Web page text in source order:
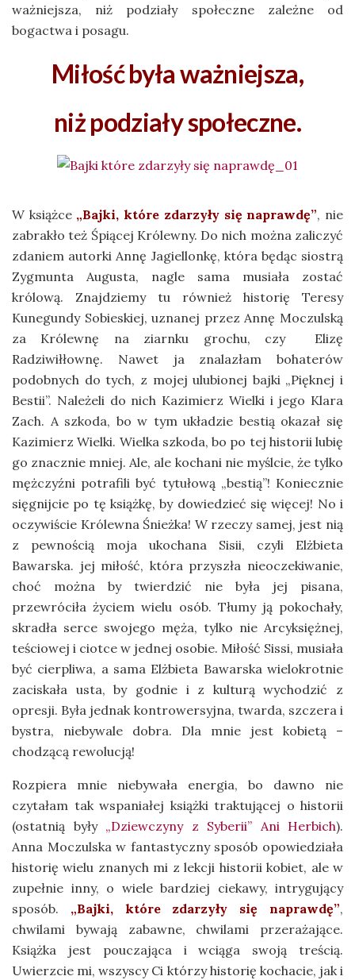
ważniejsza, niż podziały społeczne zależne od
bogactwa i posagu.
Miłość była ważniejsza,
niż podziały społeczne.
W książce „Bajki, które zdarzyły się naprawdę”, nie
zabrakło też Śpiącej Królewny. Do nich można zaliczyć
zdaniem autorki Annę Jagiellonkę, która będąc siostrą
Zygmunta Augusta, nagle sama musiała zostać
królową. Znajdziemy tu również historię Teresy
Kunegundy Sobieskiej, uznanej przez Annę Moczulską
za Królewnę na ziarnku grochu, czy Elizę
Radziwiłłownę. Nawet ja znalazłam bohaterów
podobnych do tych, z mojej ulubionej bajki „Pięknej i
Bestii”. Należeli do nich Kazimierz Wielki i jego Klara
Zach. A szkoda, bo w tym układzie bestią okazał się
Kazimierz Wielki. Wielka szkoda, bo po tej historii lubię
go znacznie mniej. Ale, ale kochani nie myślcie, że tylko
mężczyźni potrafili być tytułową „bestią”! Koniecznie
sięgnijcie po tę książkę, by dowiedzieć się więcej! No i
oczywiście Królewna Śnieżka! W rzeczy samej, jest nią
z pewnością moja ukochana Sisii, czyli Elżbieta
Bawarska. jej miłość, która przyszła nieoczekiwanie,
choć można by twierdzić nie była jej pisana,
przewróciła życiem wielu osób. Tłumy ją pokochały,
skradła serce swojego męża, tylko nie Arcyksiężnej,
teściowej i ciotce w jednej osobie. Miłość Sissi, musiała
być cierpliwa, a sama Elżbieta Bawarska wielokrotnie
zaciskała usta, by godnie i z kulturą wychodzić z
opresji. Była jednak kontrowersyjna, twarda, szczera i
bystra, niebywale dobra. Dla mnie jest kobietą –
chodzącą rewolucją!
Rozpiera mnie niebywała energia, bo dawno nie
czytałam tak wspaniałej książki traktującej o historii
(ostatnią były „Dziewczyny z Syberii” Ani Herbich).
Anna Moczulska w fantastyczny sposób opowiedziała
historię wielu znanych mi z lekcji historii kobiet, ale w
zupełnie inny, o wiele bardziej ciekawy, intrygujący
sposób. „Bajki, które zdarzyły się naprawdę”,
chwilami bywają zabawne, chwilami przerażające.
Książka jest pouczająca i wciąga swoją treścią.
Uwierzcie mi, wszyscy Ci którzy historię kochacie, jak i